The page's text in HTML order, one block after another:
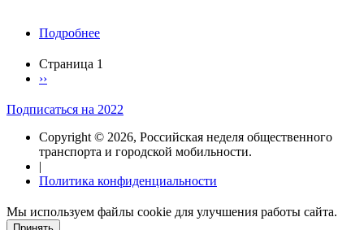
Подробнее
"Мосгортранс"
Нумерация
Страница 1
Следующая
››
Подписаться на 2022
Copyright © 2026, Российская неделя общественного
транспорта и городской мобильности.
|
Политика конфиденциальности
Мы используем файлы cookie для улучшения работы сайта.